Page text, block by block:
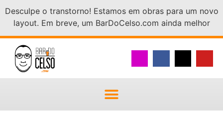
Desculpe o transtorno! Estamos em obras para um novo
layout. Em breve, um BarDoCelso.com ainda melhor